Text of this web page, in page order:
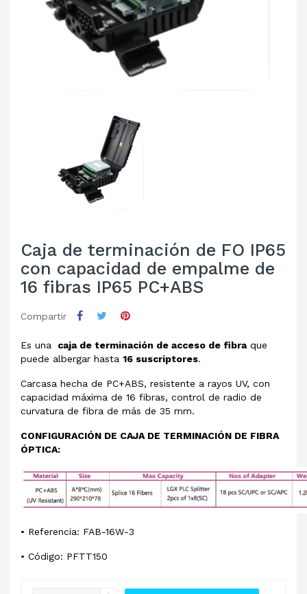
Caja de terminación de FO IP65
con capacidad de empalme de
16 fibras IP65 PC+ABS
Compartir
Es una caja de terminación de acceso de fibraque
puede albergar hasta 16 suscriptores.
Carcasa hecha de PC+ABS, resistente a rayos UV, con
capacidad máxima de 16 fibras, control de radio de
curvatura de fibra de más de 35 mm.
CONFIGURACIÓN DE CAJA DE TERMINACIÓN DE FIBRA
ÓPTICA:
• Referencia: FAB-16W-3
• Código: PFTT150